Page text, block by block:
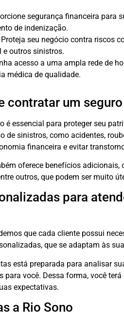
segurança financeira para
de indenização.
Proteja seu negócio contra riscos
e outros sinistros.
acesso a uma ampla rede de
médica de qualidade.
contratar um
é essencial para proteger seu
de sinistros, como acidentes,
financeira e evitar
oferece benefícios adicionais,
outros, que podem ser muito
para
que cada cliente possui
que se adaptam às
está preparada para analisar
para você. Dessa forma, você
expectativas.
a Rio Sono